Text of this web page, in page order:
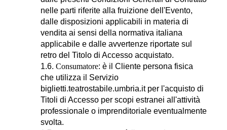
nelle parti riferite alla fruizione dell'Evento,
dalle disposizioni applicabili in materia di
vendita ai sensi della normativa italiana
applicabile e dalle avvertenze riportate sul
retro del Titolo di Accesso acquistato.
1.6. Consumatore: è il Cliente persona fisica
che utilizza il Servizio
biglietti.teatrostabile.umbria.it per l'acquisto di
Titoli di Accesso per scopi estranei all'attività
professionale o imprenditoriale eventualmente
svolta.